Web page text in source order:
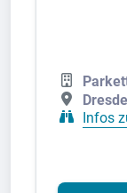
Infos